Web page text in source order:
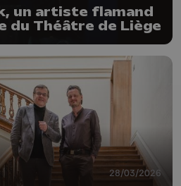
un artiste flamand
du Théâtre de Liège
28/03/2026